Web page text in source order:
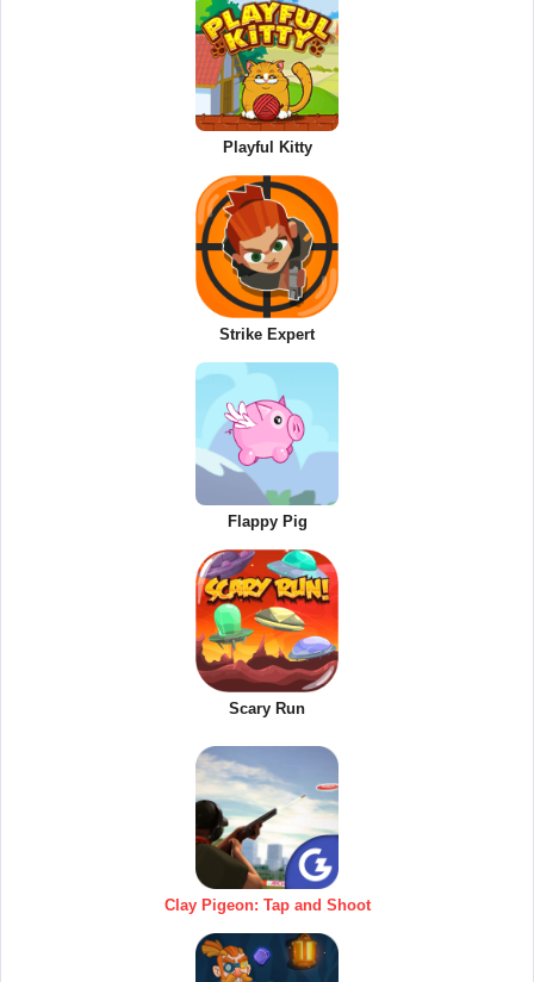
Playful Kitty
Strike Expert
Flappy Pig
Scary Run
Clay Pigeon: Tap and Shoot